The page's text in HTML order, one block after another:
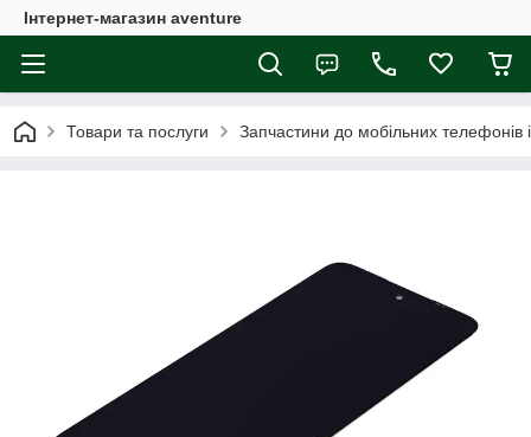
Інтернет-магазин aventure
Товари та послуги Запчастини до мобільних телефонів